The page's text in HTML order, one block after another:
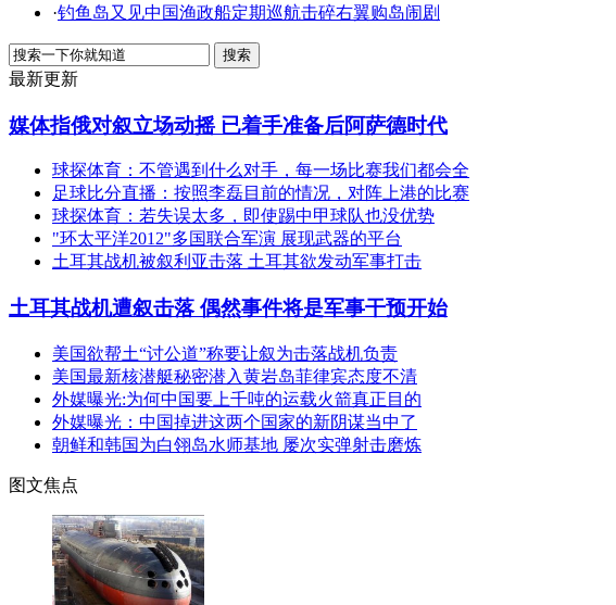
·钓鱼岛又见中国渔政船定期巡航击碎右翼购岛闹剧
最新更新
媒体指俄对叙立场动摇 已着手准备后阿萨德时代
球探体育：不管遇到什么对手，每一场比赛我们都会全
足球比分直播：按照李磊目前的情况，对阵上港的比赛
球探体育：若失误太多，即使踢中甲球队也没优势
"环太平洋2012"多国联合军演 展现武器的平台
土耳其战机被叙利亚击落 土耳其欲发动军事打击
土耳其战机遭叙击落 偶然事件将是军事干预开始
美国欲帮土“讨公道”称要让叙为击落战机负责
美国最新核潜艇秘密潜入黄岩岛菲律宾态度不清
外媒曝光:为何中国要上千吨的运载火箭真正目的
外媒曝光：中国掉进这两个国家的新阴谋当中了
朝鲜和韩国为白翎岛水师基地 屡次实弹射击磨炼
图文焦点